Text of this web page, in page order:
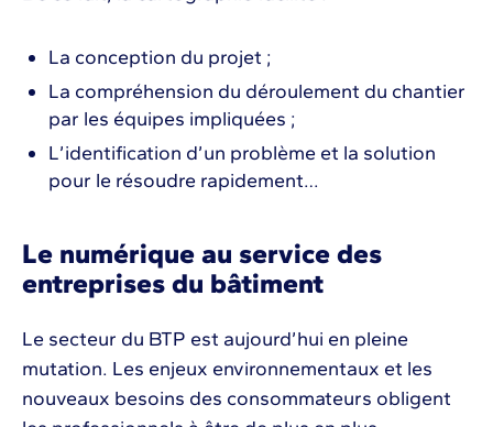
La conception du projet ;
La compréhension du déroulement du chantier
par les équipes impliquées ;
L’identification d’un problème et la solution
pour le résoudre rapidement…
Le numérique au service des
entreprises du bâtiment
Le secteur du BTP est aujourd’hui en pleine
mutation. Les enjeux environnementaux et les
nouveaux besoins des consommateurs obligent